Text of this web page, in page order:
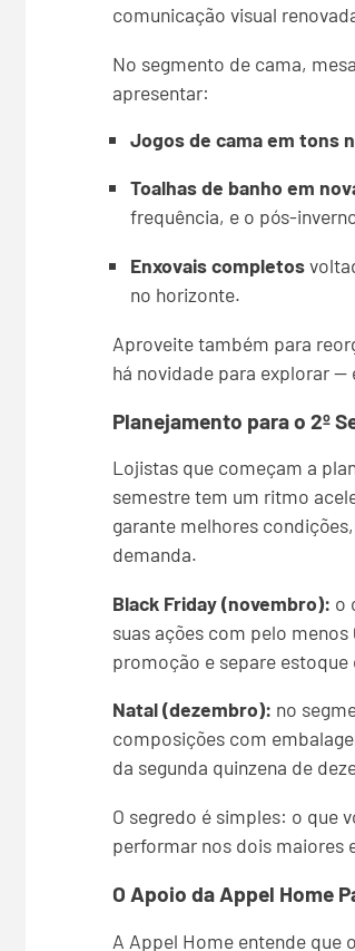
comunicação visual
No segmento de cama,
apresentar:
Jogos de cama em tons
Toalhas de banho em
frequência, e o pós-
Enxovais completos
no horizonte.
Aproveite também para
há novidade para explorar —
Planejamento para o 2º
Lojistas que começam a
semestre tem um ritmo
garante melhores
demanda.
Black Friday (novembro): o
suas ações com pelo
promoção e separe
Natal (dezembro): no
composições com
da segunda quinzena de
O segredo é simples: o que
performar nos dois maiores
O Apoio da Appel Home
A Appel Home entende que